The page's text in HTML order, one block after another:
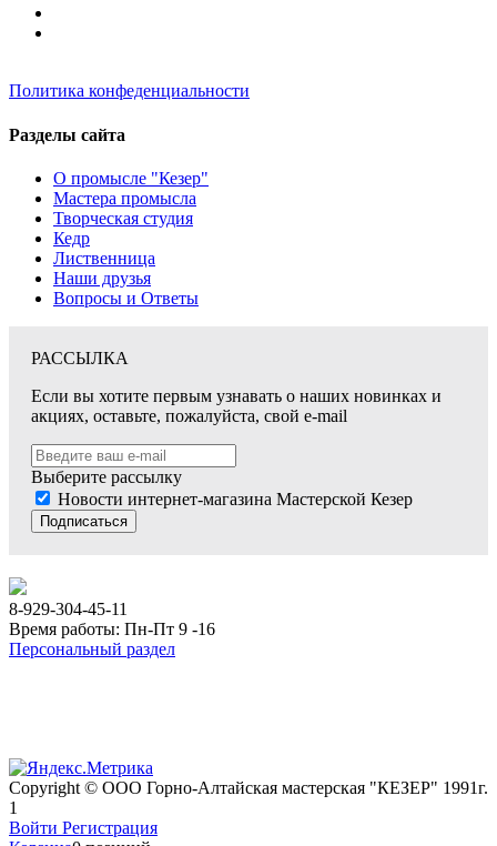
Политика конфеденциальности
Разделы сайта
О промысле "Кезер"
Мастера промысла
Творческая студия
Кедр
Лиственница
Наши друзья
Вопросы и Ответы
РАССЫЛКА
Если вы хотите первым узнавать о наших новинках и
акциях, оставьте, пожалуйста, свой e-mail
Выберите рассылку
Новости интернет-магазина Мастерской Кезер
Подписаться
8-929-304-45-11
Время работы: Пн-Пт 9 -16
Персональный раздел
Copyright © ООО Горно-Алтайская мастерская "КЕЗЕР" 1991г.
1
Войти Регистрация